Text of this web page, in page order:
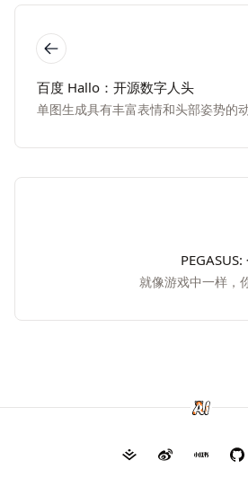
百度 Hallo：开源数字人头
单图生成具有丰富表情和头部姿势的
就像游戏中一样，